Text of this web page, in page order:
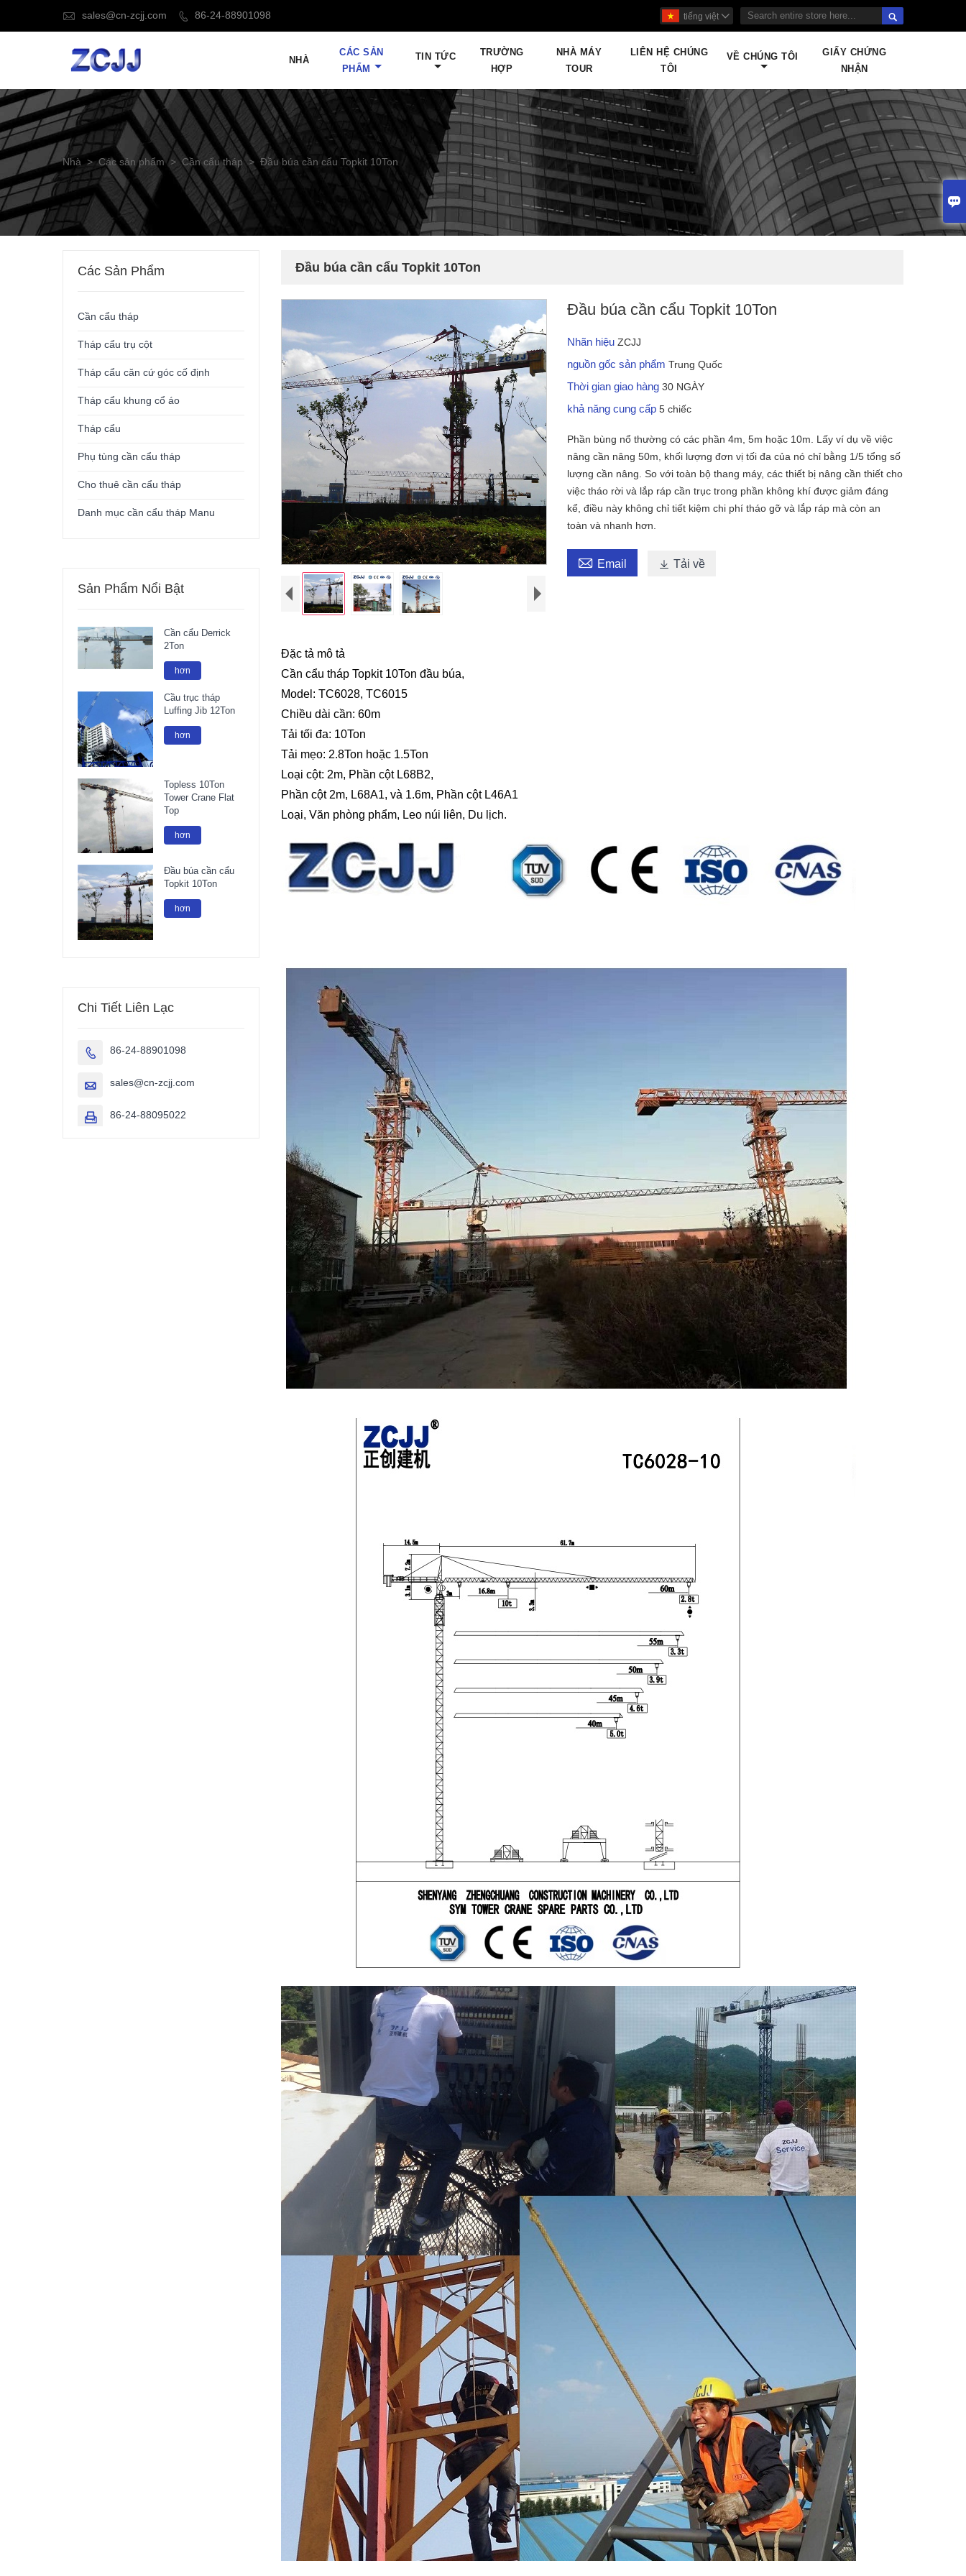

 sales@cn-zcjj.com  86-24-88901098 
tiếng việt 
NHÀ
CÁC SẢN
PHẨM
TIN TỨC
TRƯỜNG
HỢP
NHÀ MÁY
TOUR
LIÊN HỆ CHÚNG
TÔI
VỀ CHÚNG TÔI
GIẤY CHỨNG
NHẬN
Nhà > Các sản phẩm > Cần cẩu tháp > Đầu búa cần cẩu Topkit 10Ton
Đầu búa cần cẩu Topkit 10Ton
Đầu búa cần cẩu Topkit 10Ton
Nhãn hiệuZCJJ
nguồn gốc sản phẩmTrung Quốc
Thời gian giao hàng30 NGÀY
khả năng cung cấp5 chiếc
Phần bùng nổ thường có các phần 4m, 5m hoặc 10m. Lấy ví dụ về việc
nâng cần nâng 50m, khối lượng đơn vị tối đa của nó chỉ bằng 1/5 tổng số
lượng cần nâng. So với toàn bộ thang máy, các thiết bị nâng cần thiết cho
việc tháo rời và lắp ráp cần trục trong phần không khí được giảm đáng
kể, điều này không chỉ tiết kiệm chi phí tháo gỡ và lắp ráp mà còn an
toàn và nhanh hơn.
 Email  Tải về
Đặc tả mô tả
Cần cẩu tháp Topkit 10Ton đầu búa,
Model: TC6028, TC6015
Chiều dài cần: 60m
Tải tối đa: 10Ton
Tải mẹo: 2.8Ton hoặc 1.5Ton
Loại cột: 2m, Phần cột L68B2,
Phần cột 2m, L68A1, và 1.6m, Phần cột L46A1
Loại, Văn phòng phẩm, Leo núi liên, Du lịch.
Các Sản Phẩm
Cần cẩu tháp
Tháp cẩu trụ cột
Tháp cẩu căn cứ góc cố định
Tháp cẩu khung cổ áo
Tháp cẩu
Phụ tùng cần cẩu tháp
Cho thuê cần cẩu tháp
Danh mục cần cẩu tháp Manu
Sản Phẩm Nổi Bật
Cần cẩu Derrick
2Ton
hơn
Cầu trục tháp
Luffing Jib 12Ton
hơn
Topless 10Ton
Tower Crane Flat
Top
hơn
Đầu búa cần cẩu
Topkit 10Ton
hơn
Chi Tiết Liên Lạc
 86-24-88901098
 sales@cn-zcjj.com
 86-24-88095022